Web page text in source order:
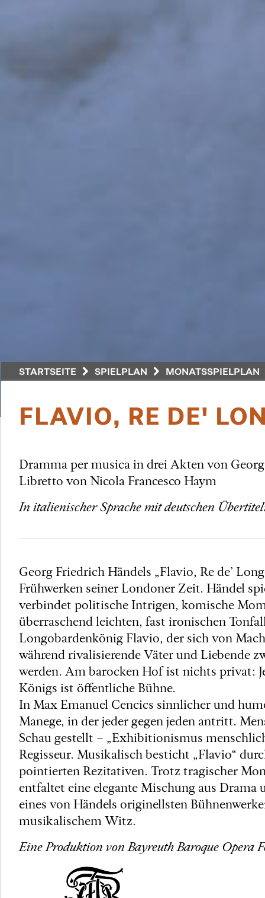
STARTSEITE SPIELPLAN MONATSSPIELPLAN
FLAVIO, RE DE'
Dramma per musica in drei Akten von
Libretto von Nicola Francesco Haym
In italienischer Sprache mit deutschen
Georg Friedrich Händels „Flavio, Re de’
Frühwerken seiner Londoner Zeit. Händel
verbindet politische Intrigen, komische
überraschend leichten, fast ironischen
Longobardenkönig Flavio, der sich von
während rivalisierende Väter und Liebende
werden. Am barocken Hof ist nichts privat:
Königs ist öffentliche Bühne.
In Max Emanuel Cencics sinnlicher und
Manege, in der jeder gegen jeden antritt.
Schau gestellt – „Exhibitionismus
Regisseur. Musikalisch besticht „Flavio“
pointierten Rezitativen. Trotz tragischer
entfaltet eine elegante Mischung aus Drama
eines von Händels originellsten
musikalischem Witz.
Eine Produktion von Bayreuth Baroque Opera